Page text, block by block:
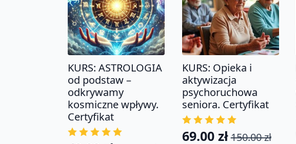
KURS: ASTROLOGIA
od podstaw –
odkrywamy
kosmiczne wpływy.
Certyfikat
KURS: Opieka i
aktywizacja
psychoruchowa
seniora. Certyfikat
150.00zł
69.00 zł